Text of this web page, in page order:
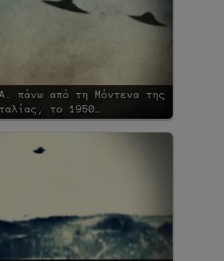
πάνω από τη Μόντενα της
το 1950…